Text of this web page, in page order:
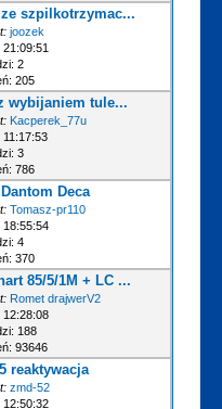
szpilkotrzymac...
joozek
21:09:51
2
205
wybijaniem tule...
Kacperek_77u
3
786
Deca
Tomasz-pr110
18:55:54
4
370
85/5/1M + LC ...
Romet drajwerV2
12:28:08
188
93646
reaktywacja
zmd-52
12:50:32